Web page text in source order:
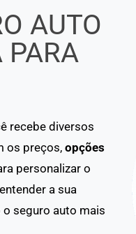
AUTO
PARA
recebe diversos
os preços, opções
personalizar o
a sua
o seguro auto mais